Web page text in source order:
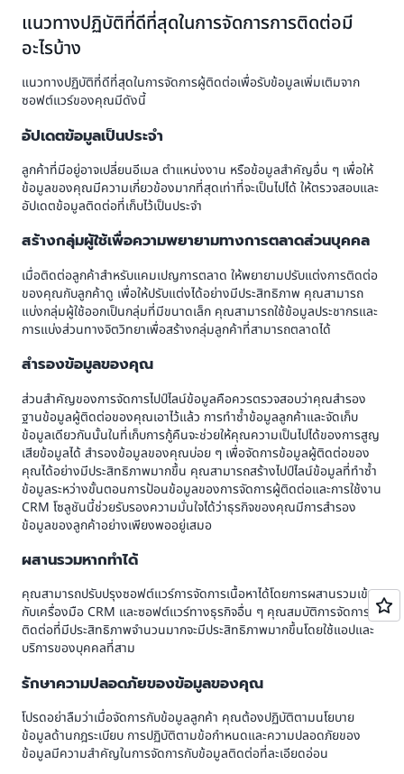
แนวทางปฏิบัติที่ดีที่สุดในการจัดการการติดต่อมี
อะไรบ้าง
แนวทางปฏิบัติที่ดีที่สุดในการจัดการผู้ติดต่อเพื่อรับข้อมูลเพิ่มเติมจาก
ซอฟต์แวร์ของคุณมีดังนี้
อัปเดตข้อมูลเป็นประจำ
ลูกค้าที่มีอยู่อาจเปลี่ยนอีเมล ตำแหน่งงาน หรือข้อมูลสำคัญอื่น ๆ เพื่อให้
ข้อมูลของคุณมีความเกี่ยวข้องมากที่สุดเท่าที่จะเป็นไปได้ ให้ตรวจสอบและ
อัปเดตข้อมูลติดต่อที่เก็บไว้เป็นประจำ
สร้างกลุ่มผู้ใช้เพื่อความพยายามทางการตลาดส่วนบุคคล
เมื่อติดต่อลูกค้าสำหรับแคมเปญการตลาด ให้พยายามปรับแต่งการติดต่อ
ของคุณกับลูกค้าดู เพื่อให้ปรับแต่งได้อย่างมีประสิทธิภาพ คุณสามารถ
แบ่งกลุ่มผู้ใช้ออกเป็นกลุ่มที่มีขนาดเล็ก คุณสามารถใช้ข้อมูลประชากรและ
การแบ่งส่วนทางจิตวิทยาเพื่อสร้างกลุ่มลูกค้าที่สามารถตลาดได้
สำรองข้อมูลของคุณ
ส่วนสำคัญของการจัดการไปป์ไลน์ข้อมูลคือควรตรวจสอบว่าคุณสำรอง
ฐานข้อมูลผู้ติดต่อของคุณเอาไว้แล้ว การทำซ้ำข้อมูลลูกค้าและจัดเก็บ
ข้อมูลเดียวกันนั้นในที่เก็บการกู้คืนจะช่วยให้คุณความเป็นไปได้ของการสูญ
เสียข้อมูลได้ สำรองข้อมูลของคุณบ่อย ๆ เพื่อจัดการข้อมูลผู้ติดต่อของ
คุณได้อย่างมีประสิทธิภาพมากขึ้น คุณสามารถสร้างไปป์ไลน์ข้อมูลที่ทำซ้ำ
ข้อมูลระหว่างขั้นตอนการป้อนข้อมูลของการจัดการผู้ติดต่อและการใช้งาน
CRM โซลูชันนี้ช่วยรับรองความมั่นใจได้ว่าธุรกิจของคุณมีการสำรอง
ข้อมูลของลูกค้าอย่างเพียงพออยู่เสมอ
ผสานรวมหากทำได้
คุณสามารถปรับปรุงซอฟต์แวร์การจัดการเนื้อหาได้โดยการผสานรวมเข้า
กับเครื่องมือ CRM และซอฟต์แวร์ทางธุรกิจอื่น ๆ คุณสมบัติการจัดการผู้
ติดต่อที่มีประสิทธิภาพจำนวนมากจะมีประสิทธิภาพมากขึ้นโดยใช้แอปและ
บริการของบุคคลที่สาม
รักษาความปลอดภัยของข้อมูลของคุณ
โปรดอย่าลืมว่าเมื่อจัดการกับข้อมูลลูกค้า คุณต้องปฏิบัติตามนโยบาย
ข้อมูลด้านกฎระเบียบ การปฏิบัติตามข้อกำหนดและความปลอดภัยของ
ข้อมูลมีความสำคัญในการจัดการกับข้อมูลติดต่อที่ละเอียดอ่อน